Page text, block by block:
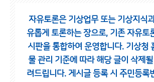
자유토론은 기상업무 또는 기상지식
유롭게 토론하는 장으로, 기존 자유토
시판을 통합하여 운영합니다. 기상청
물 관리 기준에 따라 해당 글이 삭제
려드립니다. 게시글 등록 시 주민등록